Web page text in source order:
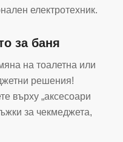
електротехник.
за баня
на тоалетна или
решения!
върху „аксесоари
за чекмеджета,